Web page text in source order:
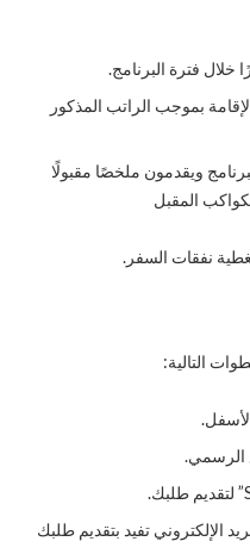
بموجب الراتب المذكور
ويقدمون ملخصًا مقبولًا
المقبل
التالية:
الرسمي.
الإلكتروني تفيد بتقديم طلبك